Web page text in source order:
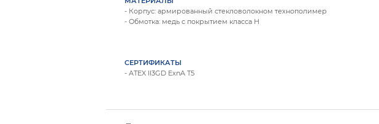
- Корпус: армированный стекловолокном технополимер
- Обмотка: медь с покрытием класса Н
СЕРТИФИКАТЫ
- ATEX II3GD ExnA T5